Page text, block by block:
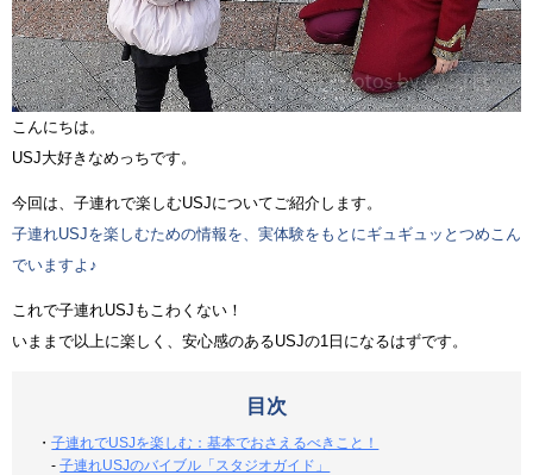
こんにちは。
USJ大好きなめっちです。
今回は、子連れで楽しむUSJについてご紹介します。
子連れUSJを楽しむための情報を、実体験をもとにギュギュッとつめこん
でいますよ♪
これで子連れUSJもこわくない！
いままで以上に楽しく、安心感のあるUSJの1日になるはずです。
目次
・子連れでUSJを楽しむ：基本でおさえるべきこと！
-子連れUSJのバイブル「スタジオガイド」